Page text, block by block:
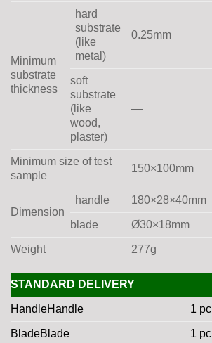
Minimum
substrate
thickness
hard
substrate
(like
metal)
0.25mm
soft
substrate
(like
wood,
plaster)
—
Minimum size of test
sample
150×100mm
Dimension
handle 180×28×40mm
blade Ø30×18mm
Weight 277g
STANDARD DELIVERY
HandleHandle 1 pc
BladeBlade 1 pc